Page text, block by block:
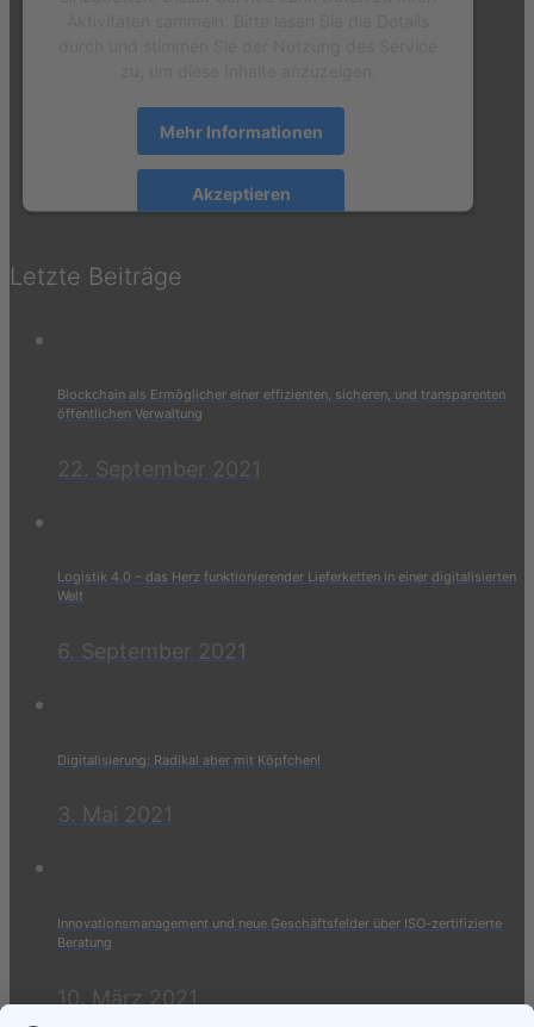
Mehr Informationen
Akzeptieren
Letzte Beiträge
Blockchain als Ermöglicher einer effizienten, sicheren, und transparenten
öffentlichen Verwaltung
22. September 2021
Logistik 4.0 – das Herz funktionierender Lieferketten in einer digitalisierten
Welt
6. September 2021
Digitalisierung: Radikal aber mit Köpfchen!
3. Mai 2021
Innovationsmanagement und neue Geschäftsfelder über ISO-zertifizierte
Beratung
10. März 2021